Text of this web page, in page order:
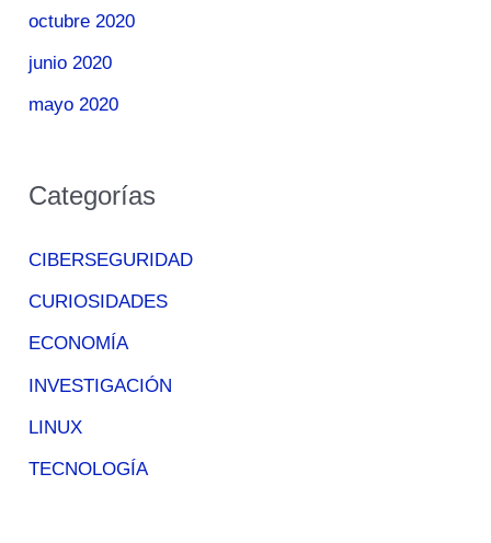
octubre 2020
junio 2020
mayo 2020
Categorías
CIBERSEGURIDAD
CURIOSIDADES
ECONOMÍA
INVESTIGACIÓN
LINUX
TECNOLOGÍA